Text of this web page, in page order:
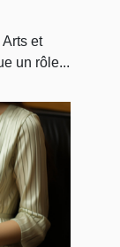
en
et
un rôle...